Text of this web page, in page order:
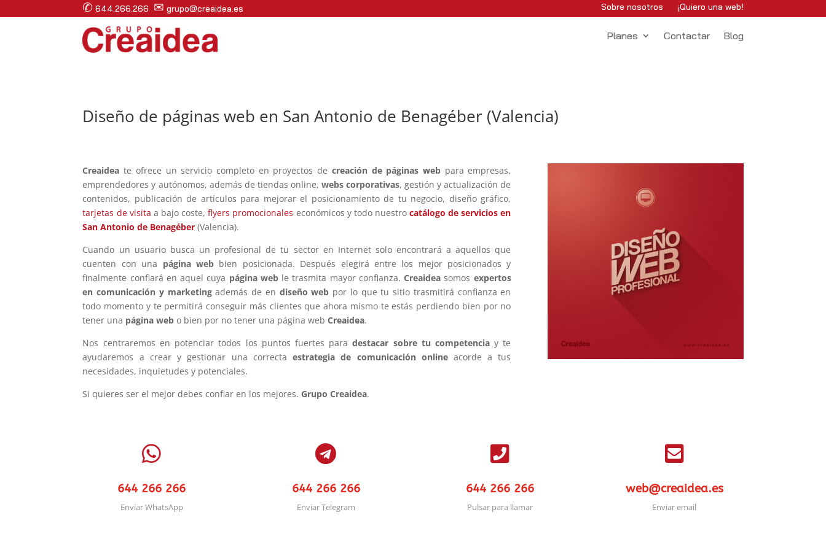
✆ 644.266.266 ✉ grupo@creaidea.es Sobre nosotros ¡Quiero una web!
Planes Contactar Blog
Diseño de páginas web en San Antonio de Benagéber (Valencia)
Creaidea te ofrece un servicio completo en proyectos de creación de páginas web para empresas,
emprendedores y autónomos, además de tiendas online,webs corporativas, gestión y actualización de
contenidos, publicación de artículos para mejorar el posicionamiento de tu negocio, diseño gráfico,
tarjetas de visita a bajo coste,flyers promocionales económicos y todo nuestrocatálogo de servicios en
San Antonio de Benagéber (Valencia).
Cuando un usuario busca un profesional de tu sector en Internet solo encontrará a aquellos que
cuenten con una página webbien posicionada. Después elegirá entre los mejor posicionados y
finalmente confiará en aquel cuya página weble trasmita mayor confianza.Creaidea somos expertos
en comunicación y marketingademás de en diseño web por lo que tu sitio trasmitirá confianza en
todo momento y te permitirá conseguir más clientes que ahora mismo te estás perdiendo bien por no
tener una página web o bien por no tener una página webCreaidea.
Nos centraremos en potenciar todos los puntos fuertes paradestacar sobre tu competencia y te
ayudaremos a crear y gestionar una correctaestrategia de comunicación onlineacorde a tus
necesidades, inquietudes y potenciales.
Si quieres ser el mejor debes confiar en los mejores. Grupo Creaidea.

644 266 266
Enviar WhatsApp

644 266 266
Enviar Telegram

644 266 266
Pulsar para llamar

web@creaidea.es
Enviar email